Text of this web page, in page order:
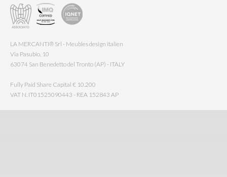
LA MERCANTI® Srl - Meubles design italien
Via Pasubio, 10
63074 San Benedetto del Tronto (AP) - ITALY
Fully Paid Share Capital € 10.200
VAT N. IT01525090443 - REA 152843 AP